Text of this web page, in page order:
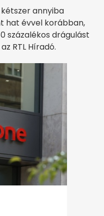
annyiba
hat évvel korábban,
százalékos drágulást
RTL Híradó.